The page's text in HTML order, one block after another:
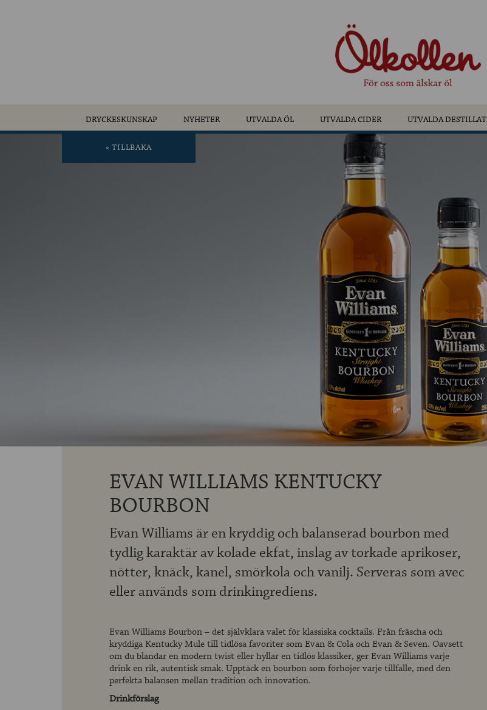
DRYCKESKUNSKAP NYHETER UTVALDA ÖL UTVALDA CIDER UTVALDA DESTILLAT
« TILLBAKA
EVAN WILLIAMS KENTUCKY
BOURBON
Evan Williams är en kryddig och balanserad bourbon med
tydlig karaktär av kolade ekfat, inslag av torkade aprikoser,
nötter, knäck, kanel, smörkola och vanilj. Serveras som avec
eller används som drinkingrediens.
Evan Williams Bourbon – det självklara valet för klassiska cocktails. Från fräscha och
kryddiga Kentucky Mule till tidlösa favoriter som Evan & Cola och Evan & Seven. Oavsett
om du blandar en modern twist eller hyllar en tidlös klassiker, ger Evan Williams varje
drink en rik, autentisk smak. Upptäck en bourbon som förhöjer varje tillfälle, med den
perfekta balansen mellan tradition och innovation.
Drinkförslag